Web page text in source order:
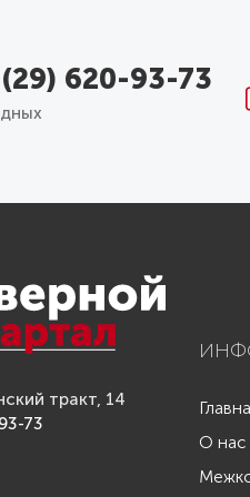
620-93-73
тракт, 14
73
О нас